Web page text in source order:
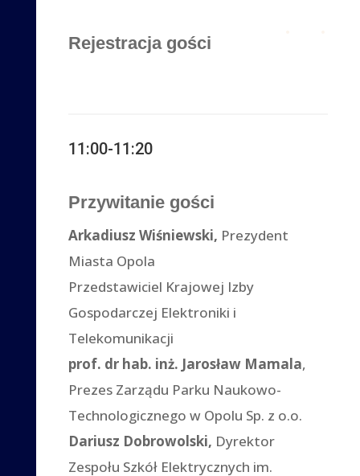
Rejestracja gości
11:00-11:20
Przywitanie gości
Arkadiusz Wiśniewski, Prezydent
Miasta Opola
Przedstawiciel Krajowej Izby
Gospodarczej Elektroniki i
Telekomunikacji
prof. dr hab. inż. Jarosław Mamala,
Prezes Zarządu Parku Naukowo-
Technologicznego w Opolu Sp. z o.o.
Dariusz Dobrowolski, Dyrektor
Zespołu Szkół Elektrycznych im.